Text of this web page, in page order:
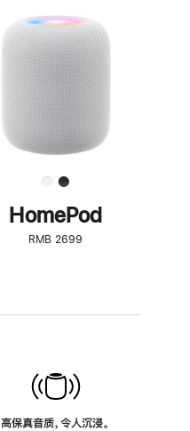
步
了
解
HomePod<
HomePod
RMB 2699
高保真音质，令人沉浸。